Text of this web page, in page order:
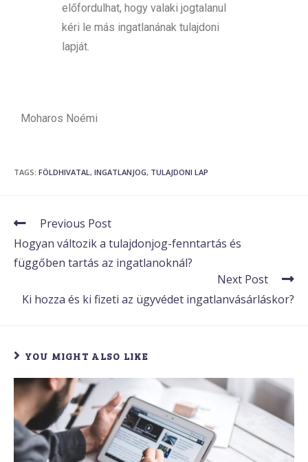
előfordulhat, hogy valaki jogtalanul
kéri le más ingatlanának tulajdoni
lapját.
Moharos Noémi
TAGS: FÖLDHIVATAL , INGATLANJOG, TULAJDONI LAP
Previous Post
Hogyan változik a tulajdonjog-fenntartás és
függőben tartás az ingatlanoknál?
Next Post
Ki hozza és ki fizeti az ügyvédet ingatlanvásárláskor?
YOU MIGHT ALSO LIKE